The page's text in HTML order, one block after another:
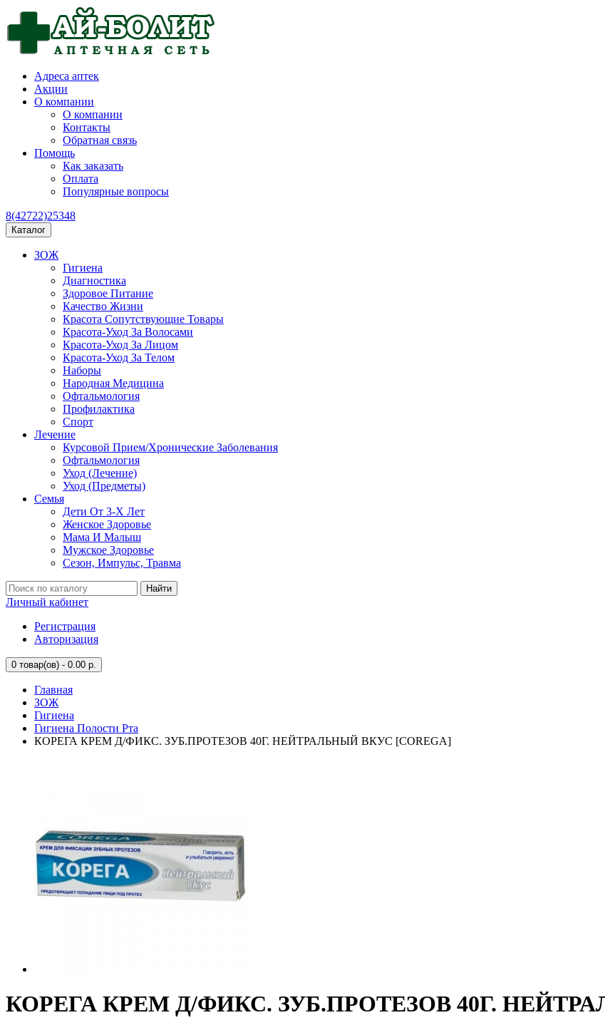
Адреса аптек
Акции
О компании
О компании
Контакты
Обратная связь
Помощь
Как заказать
Оплата
Популярные вопросы
8(42722)25348
Каталог
ЗОЖ
Гигиена
Диагностика
Здоровое Питание
Качество Жизни
Красота Сопутствующие Товары
Красота-Уход За Волосами
Красота-Уход За Лицом
Красота-Уход За Телом
Наборы
Народная Медицина
Офтальмология
Профилактика
Спорт
Лечение
Курсовой Прием/Хронические Заболевания
Офтальмология
Уход (Лечение)
Уход (Предметы)
Семья
Дети От 3-Х Лет
Женское Здоровье
Мама И Малыш
Мужское Здоровье
Сезон, Импульс, Травма
Найти
Личный кабинет
Регистрация
Авторизация
0 товар(ов) - 0.00 р.
Главная
ЗОЖ
Гигиена
Гигиена Полости Рта
КОРЕГА КРЕМ Д/ФИКС. ЗУБ.ПРОТЕЗОВ 40Г. НЕЙТРАЛЬНЫЙ ВКУС [COREGA]
КОРЕГА КРЕМ Д/ФИКС. ЗУБ.ПРОТЕЗОВ 40Г.